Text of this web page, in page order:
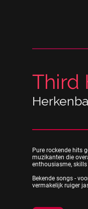
Third
Pure rockende hits
muzikanten die
enthousiasme,
Bekende songs -
vermakelijk ruiger